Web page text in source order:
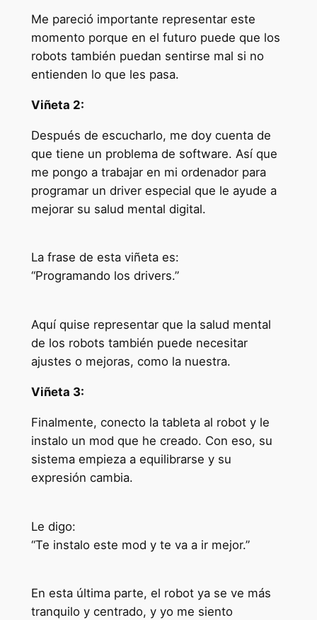
Me pareció importante representar este
momento porque en el futuro puede que los
robots también puedan sentirse mal si no
entienden lo que les pasa.
Viñeta 2:
Después de escucharlo, me doy cuenta de
que tiene un problema de software. Así que
me pongo a trabajar en mi ordenador para
programar un driver especial que le ayude a
mejorar su salud mental digital.
La frase de esta viñeta es:
“Programando los drivers.”
Aquí quise representar que la salud mental
de los robots también puede necesitar
ajustes o mejoras, como la nuestra.
Viñeta 3:
Finalmente, conecto la tableta al robot y le
instalo un mod que he creado. Con eso, su
sistema empieza a equilibrarse y su
expresión cambia.
Le digo:
“Te instalo este mod y te va a ir mejor.”
En esta última parte, el robot ya se ve más
tranquilo y centrado, y yo me siento